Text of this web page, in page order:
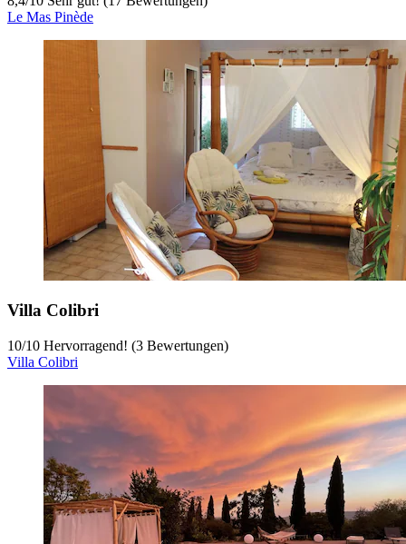
Le Mas Pinède
Villa Colibri
10/10 Hervorragend! (3 Bewertungen)
Villa Colibri